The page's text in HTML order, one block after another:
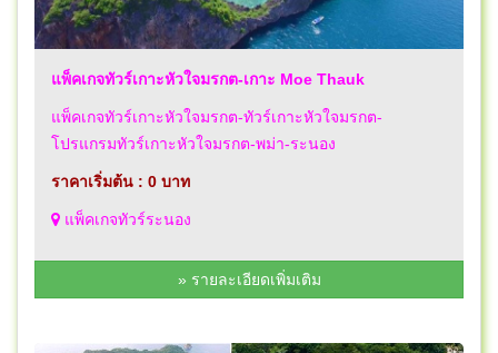
แพ็คเกจทัวร์เกาะหัวใจมรกต-เกาะ Moe Thauk
แพ็คเกจทัวร์เกาะหัวใจมรกต-ทัวร์เกาะหัวใจมรกต-
โปรแกรมทัวร์เกาะหัวใจมรกต-พม่า-ระนอง
ราคาเริ่มต้น : 0 บาท
แพ็คเกจทัวร์ระนอง
» รายละเอียดเพิ่มเติม